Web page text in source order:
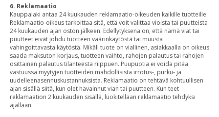
6. Reklamaatio
Kauppalaki antaa 24 kuukauden reklamaatio-oikeuden kaikille tuotteille.
Reklamaatio-oikeus tarkoittaa sitä, että voit valittaa vioista tai puutteista
24 kuukauden ajan oston jälkeen. Edellytyksenä on, että nämä viat tai
puutteet eivät johdu tuotteen väärinkäytöstä tai muusta
vahingoittavasta käytöstä. Mikäli tuote on viallinen, asiakkaalla on oikeus
saada maksuton korjaus, tuotteen vaihto, rahojen palautus tai rahojen
osittainen palautus tilanteesta riippuen. Puupuotia ei voida pitää
vastuussa myytyjen tuotteiden mahdollisista irrotus-, purku- ja
uudelleenasennuskustannuksista. Reklamaatio on tehtävä kohtuullisen
ajan sisällä siitä, kun olet havainnut vian tai puutteen. Kun teet
reklamaation 2 kuukauden sisällä, luokitellaan reklamaatio tehdyksi
ajallaan.